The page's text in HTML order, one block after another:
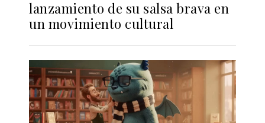
lanzamiento de su salsa brava en
un movimiento cultural